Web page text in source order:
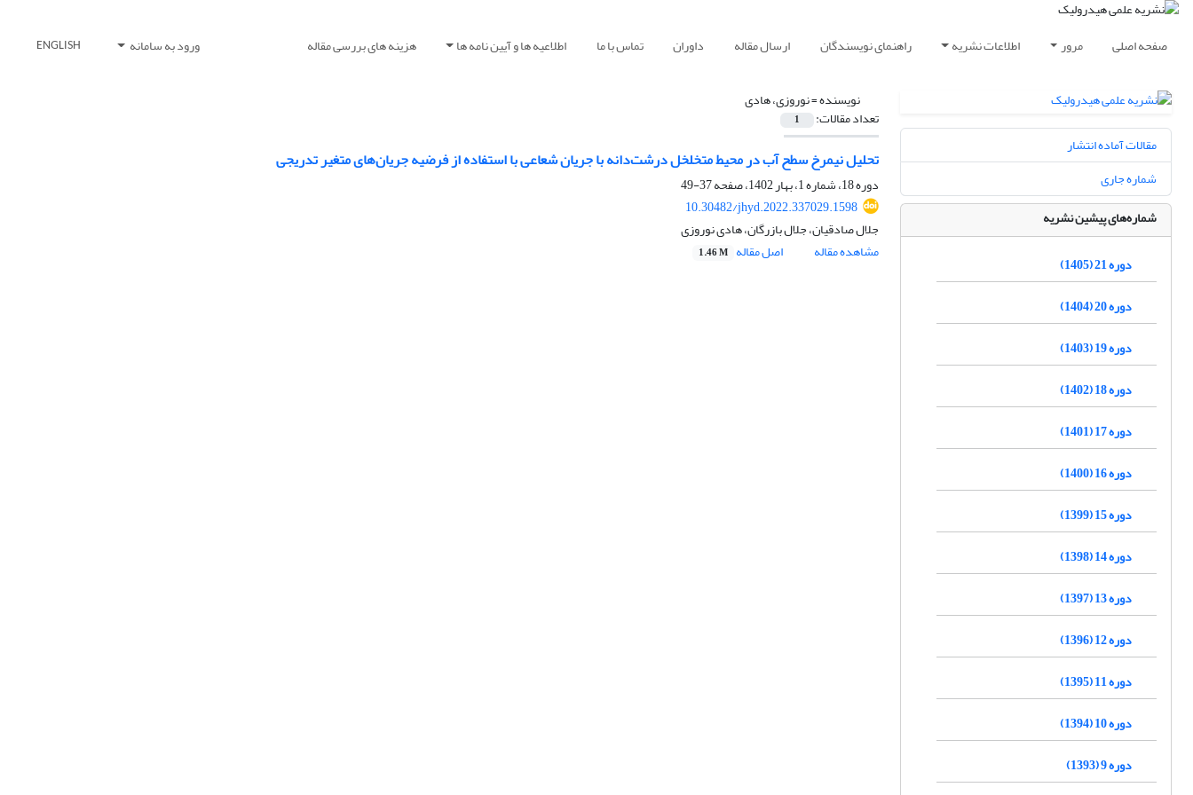
صفحه اصلی مرور اطلاعات نشریه راهنمای نویسندگان ارسال مقاله داوران تماس با ما اطلاعیه ها و آیین نامه ها هزینه های بررسی مقاله ورود به سامانه ENGLISH
نویسنده =نوروزی، هادی
تعداد مقالات: 1
تحلیل نیمرخ سطح آب در محیط متخلخل درشت‌دانه با جریان شعاعی با استفاده از فرضیه جریان‌های متغیر تدریجی
دوره 18، شماره 1، بهار 1402، صفحه
37-49
10.30482/jhyd.2022.337029.1598
جلال صادقیان، جلال بازرگان، هادی نوروزی
مشاهده مقاله
اصل مقاله 1.46 M
مقالات آماده انتشار
شماره جاری
شماره‌های پیشین نشریه
دوره 21 (1405)
دوره 20 (1404)
دوره 19 (1403)
دوره 18 (1402)
دوره 17 (1401)
دوره 16 (1400)
دوره 15 (1399)
دوره 14 (1398)
دوره 13 (1397)
دوره 12 (1396)
دوره 11 (1395)
دوره 10 (1394)
دوره 9 (1393)